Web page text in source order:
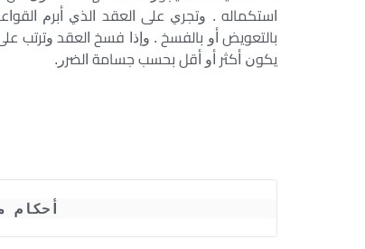
ﺍﺳﺘﻜﻤﺎﻟﻪ . ﻭﺗﺠﺮﻱ ﻋﻠﻰ ﺍﻟﻌﻘﺪ ﺍﻟﺬﻱ ﺃﺑﺮﻡ
ﺑﺎﻟﺘﻌﻮﻳﺾ ﺃﻭ ﺑﺎﻟﻔﺴﺦ . ﻭﺇﺫﺍ ﻓﺴﺦ ﺍﻟﻌﻘﺪ ﻭﺗﺮﺗﺐ
ﻳﻜﻮﻥ ﺃﻛﺜﺮ ﺃﻭ ﺃﻗﻞ ﺑﺤﺴﺐ ﺟﺴﺎﻣﺔ ﺍﻟﻀﺮﺭ.
أحكام